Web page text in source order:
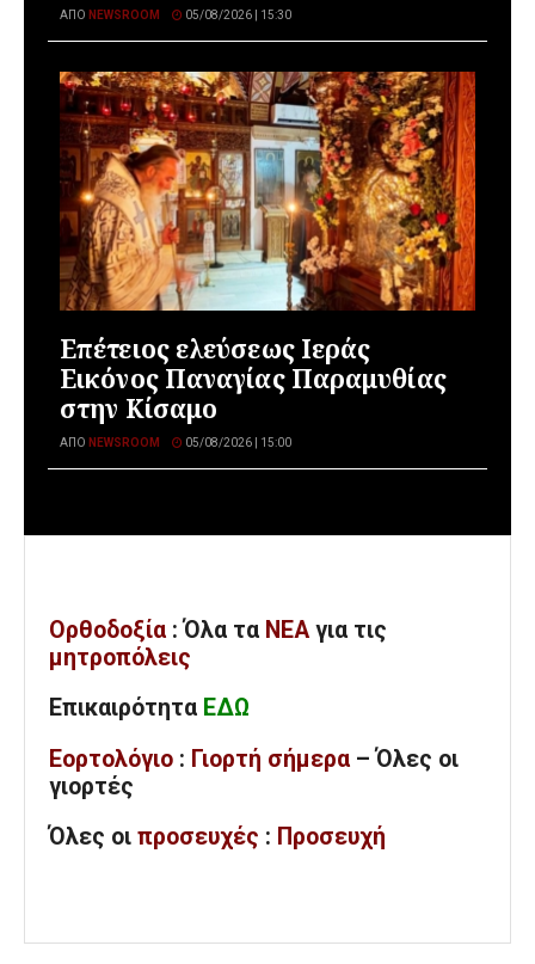
ΑΠΌ NEWSROOM 05/08/2026 | 15:30
Επέτειος ελεύσεως Ιεράς
Εικόνος Παναγίας Παραμυθίας
στην Κίσαμο
ΑΠΌ NEWSROOM 05/08/2026 | 15:00
Ορθοδοξία : Όλα τα ΝΕΑ για τις
μητροπόλεις
Επικαιρότητα ΕΔΩ
Εορτολόγιο : Γιορτή σήμερα – Όλες οι
γιορτές
Όλες οι προσευχές : Προσευχή